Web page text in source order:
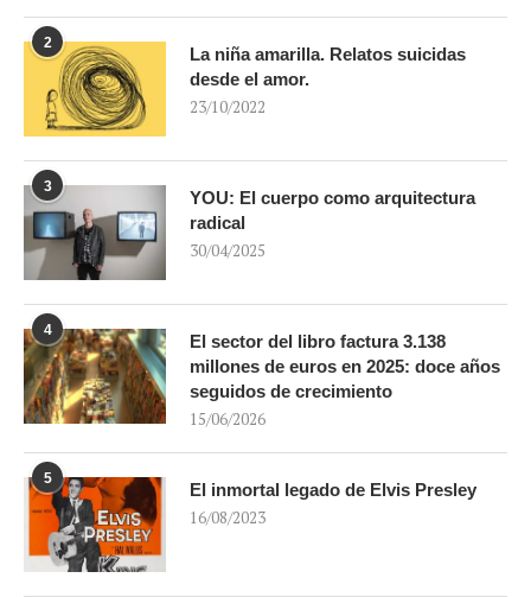
2
La niña amarilla. Relatos suicidas
desde el amor.
23/10/2022
3
YOU: El cuerpo como arquitectura
radical
30/04/2025
4
El sector del libro factura 3.138
millones de euros en 2025: doce años
seguidos de crecimiento
15/06/2026
5
El inmortal legado de Elvis Presley
16/08/2023